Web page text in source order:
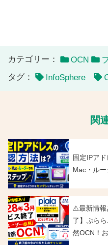
カテゴリー： OCN
タグ：
InfoSphere
関
固定IPア
Mac・ル
⚠️最新情報
了】ぷら
然OCN！